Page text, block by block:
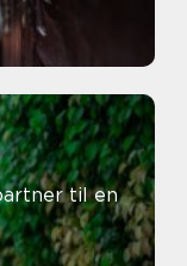
til en